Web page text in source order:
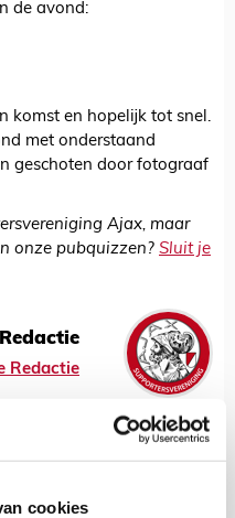
cookies
de avond:
komst en hopelijk tot snel.
met onderstaand
geschoten door fotograaf
Ajax, maar
onze pubquizzen? Sluit je
Redactie
Redactie